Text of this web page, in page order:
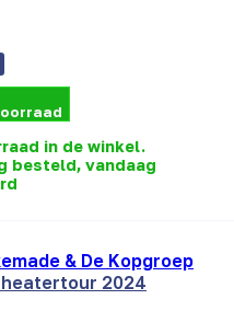
in de winkel.
besteld, vandaag
& De Kopgroep
2024